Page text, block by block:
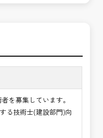
。
プロジェクト全体の
点のマネジメント力
金」のバランスを大切
⭐
より3ヶ月経過され
は、問い合わせくだ
を募集しています。
る技術士(建設部門)向